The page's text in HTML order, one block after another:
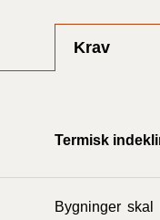
Krav
Termisk
Bygninger skal